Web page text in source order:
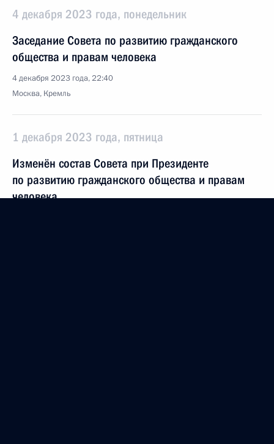
4 декабря 2023 года, понедельник
Заседание Совета по развитию гражданского
общества и правам человека
4 декабря 2023 года, 22:40
Москва, Кремль
1 декабря 2023 года, пятница
Изменён состав Совета при Президенте
по развитию гражданского общества и правам
человека